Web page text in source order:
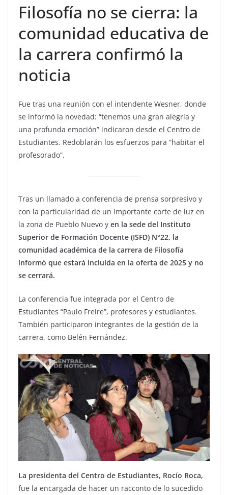
Filosofía no se cierra: la
comunidad educativa de
la carrera confirmó la
noticia
Fue tras una reunión con el intendente Wesner, donde
se informó la novedad: “tenemos una gran alegría y
una profunda emoción” indicaron desde el Centro de
Estudiantes. Redoblarán los esfuerzos para “habitar el
profesorado”.
Tras un llamado a conferencia de prensa sorpresivo y
con la particularidad de un importante corte de luz en
la zona de Pueblo Nuevo y en la sede del Instituto
Superior de Formación Docente (ISFD) N°22, la
comunidad académica de la carrera de Filosofía
informó que estará incluida en la oferta de 2025 y no
se cerrará.
La conferencia fue integrada por el Centro de
Estudiantes “Paulo Freire”, profesores y estudiantes.
También participaron integrantes de la gestión de la
carrera, como Belén Fernández.
La presidenta del Centro de Estudiantes, Rocío Roca,
fue la encargada de hacer un racconto de lo sucedido